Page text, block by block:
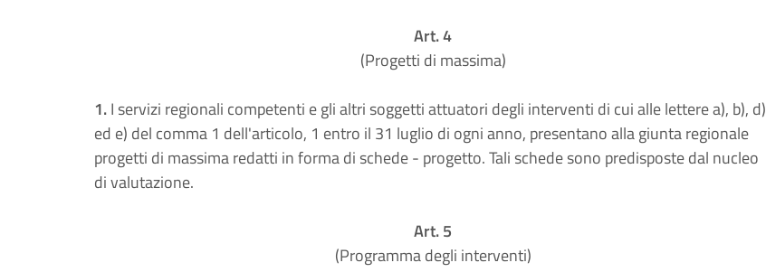
Art. 4
(Progetti di massima)
1.I servizi regionali competenti e gli altri soggetti attuatori degli interventi di cui alle lettere a), b), d)
ed e) del comma 1 dell'articolo, 1 entro il 31 luglio di ogni anno, presentano alla giunta regionale
progetti di massima redatti in forma di schede - progetto. Tali schede sono predisposte dal nucleo
di valutazione.
Art. 5
(Programma degli interventi)